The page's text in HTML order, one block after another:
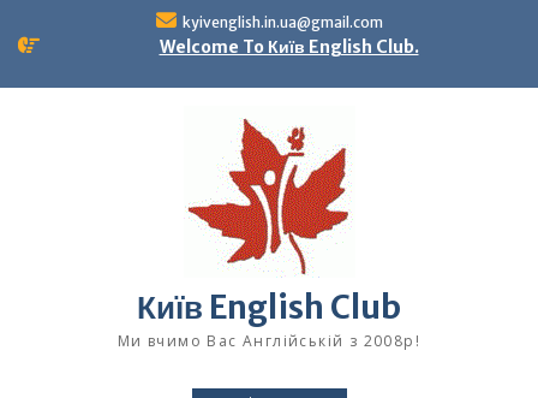
kyivenglish.in.ua@gmail.com
Welcome To Київ English Club.
Київ English Club
Ми вчимо Вас Англійській з 2008р!